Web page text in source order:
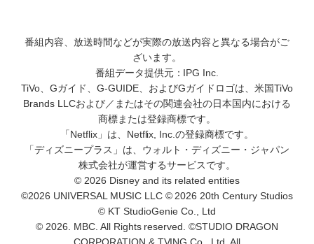
番組内容、放送時間などが実際の放送内容と異なる場合がご
ざいます。
番組データ提供元：IPG Inc.
TiVo、Gガイド、G-GUIDE、およびGガイドロゴは、米国TiVo
Brands LLCおよび／またはその関連会社の日本国内における
商標または登録商標です。
「Netflix」は、Netflix, Inc.の登録商標です。
「ディズニープラス」は、ウォルト・ディズニー・ジャパン
株式会社が運営するサービスです。
© 2026 Disney and its related entities
©2026 UNIVERSAL MUSIC LLC © 2026 20th Century Studios
© KT StudioGenie Co., Ltd
© 2026. MBC. All Rights reserved. ©STUDIO DRAGON
CORPORATION & TVING Co., Ltd. All